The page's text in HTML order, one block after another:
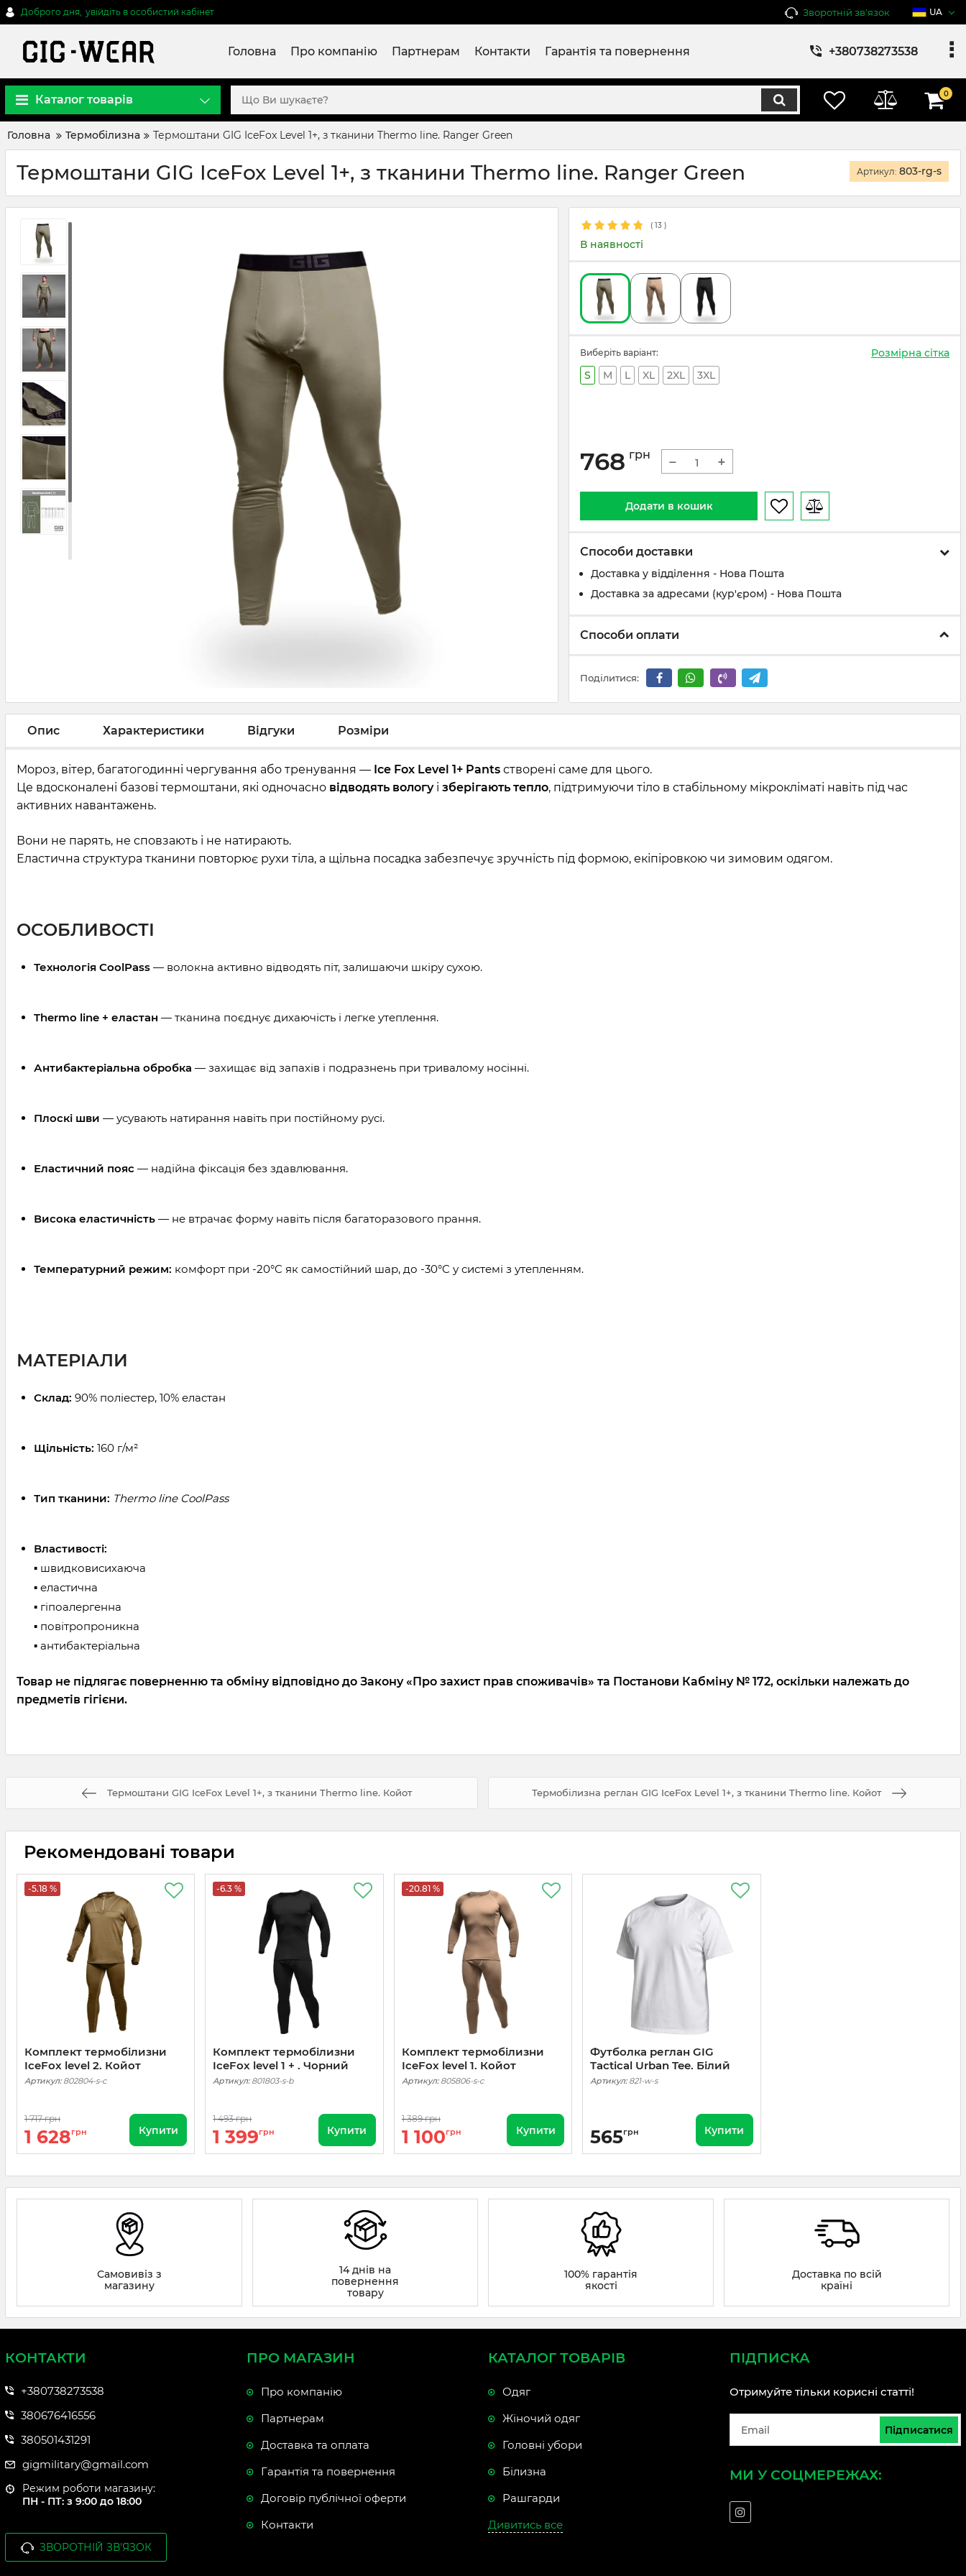
Доброго дня, увійдіть в особистий кабінет Зворотній зв'язок UA
Головна Про компанію Партнерам Контакти Гарантія та повернення +380738273538
Каталог товарів 0
Головна Термобілизна Термоштани GIG IceFox Level 1+, з тканини Thermo line. Ranger Green
Термоштани GIG IceFox Level 1+, з тканини Thermo line. Ranger Green Артикул: 803-rg-s
( 13 )
В наявності
Виберіть варіант:
S M L XL 2XL 3XL
Розмірна сітка
768 грн − +
Додати в кошик
Способи доставки
Доставка у відділення - Нова Пошта
Доставка за адресами (кур'єром) - Нова Пошта
Способи оплати
Поділитися:
Опис Характеристики Відгуки Розміри
Мороз, вітер, багатогодинні чергування або тренування — Ice Fox Level 1+ Pants створені саме для цього.
Це вдосконалені базові термоштани, які одночасно відводять вологуі зберігають тепло, підтримуючи тіло в стабільному мікрокліматі навіть під час
активних навантажень.
Вони не парять, не сповзають і не натирають.
Еластична структура тканини повторює рухи тіла, а щільна посадка забезпечує зручність під формою, екіпіровкою чи зимовим одягом.
ОСОБЛИВОСТІ
Технологія CoolPass — волокна активно відводять піт, залишаючи шкіру сухою.
Thermo line + еластан — тканина поєднує дихаючість і легке утеплення.
Антибактеріальна обробка — захищає від запахів і подразнень при тривалому носінні.
Плоскі шви — усувають натирання навіть при постійному русі.
Еластичний пояс — надійна фіксація без здавлювання.
Висока еластичність — не втрачає форму навіть після багаторазового прання.
Температурний режим: комфорт при -20°C як самостійний шар, до -30°C у системі з утепленням.
МАТЕРІАЛИ
Склад: 90% поліестер, 10% еластан
Щільність: 160 г/м²
Тип тканини: Thermo line CoolPass
Властивості:
▪ швидковисихаюча
▪ еластична
▪ гіпоалергенна
▪ повітропроникна
▪ антибактеріальна
Товар не підлягає поверненню та обміну відповідно до Закону «Про захист прав споживачів» та Постанови Кабміну № 172, оскільки належать до
предметів гігієни.
Термоштани GIG IceFox Level 1+, з тканини Thermo line. Койот Термобілизна реглан GIG IceFox Level 1+, з тканини Thermo line. Койот
Рекомендовані товари
-5.18 %
Комплект термобілизни
IceFox level 2. Койот
Артикул:802804-s-c
1 717 грн
1 628грн Купити
-6.3 %
Комплект термобілизни
IceFox level 1 + . Чорний
Артикул:801803-s-b
1 493 грн
1 399грн Купити
-20.81 %
Комплект термобілизни
IceFox level 1. Койот
Артикул:805806-s-c
1 389 грн
1 100грн Купити
Футболка реглан GIG
Tactical Urban Tee. Білий
Артикул:821-w-s
565грн Купити
Самовивіз з
магазину
14 днів на
повернення
товару
100% гарантія
якості
Доставка по всій
країні
КОНТАКТИ
+380738273538
380676416556
380501431291
gigmilitary@gmail.com
Режим роботи магазину:
ПН - ПТ: з 9:00 до 18:00
ЗВОРОТНІЙ ЗВ'ЯЗОК
ПРО МАГАЗИН
Про компанію
Партнерам
Доставка та оплата
Гарантія та повернення
Договір публічної оферти
Контакти
КАТАЛОГ ТОВАРІВ
Одяг
Жіночий одяг
Головні убори
Білизна
Рашгарди
Дивитись все
ПІДПИСКА
Отримуйте тільки корисні статті!
Підписатися
МИ У СОЦМЕРЕЖАХ: